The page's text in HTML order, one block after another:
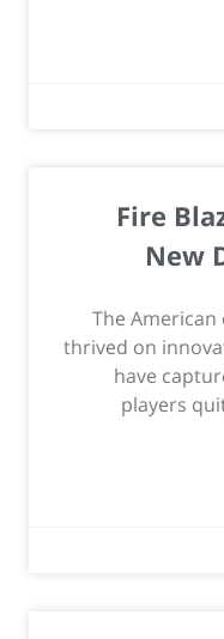
Fire
New
The American
thrived on
have
players